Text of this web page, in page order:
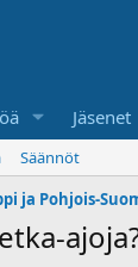
Jäsenet
Säännöt
ja Pohjois-